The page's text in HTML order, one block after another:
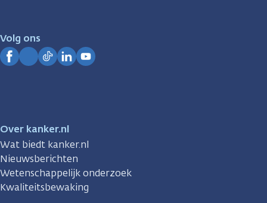
Volg ons
Over kanker.nl
Wat biedt kanker.nl
Nieuwsberichten
Wetenschappelijk onderzoek
Kwaliteitsbewaking